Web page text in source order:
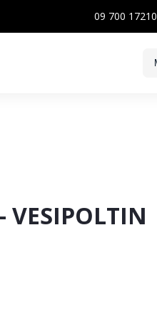
09 700 17210
VESIPOLTIN